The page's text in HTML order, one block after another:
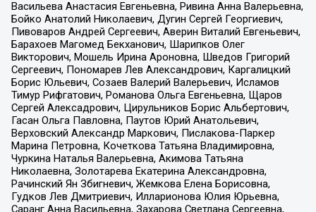
Васильева Анастасия Евгеньевна, Ривина Анна Валерьевна,
Бойко Анатолий Николаевич, Дугин Сергей Георгиевич,
Пивоваров Андрей Сергеевич, Аверин Виталий Евгеньевич,
Барахоев Магомед Бекханович, Шарипков Олег
Викторович, Мошель Ирина Ароновна, Шведов Григорий
Сергеевич, Пономарев Лев Александрович, Каргалицкий
Борис Юльевич, Созаев Валерий Валерьевич, Исламов
Тимур Рифгатович, Романова Ольга Евгеньевна, Щаров
Сергей Алексадрович, Цирульников Борис Альбертович,
Гасан Ольга Павловна, Паутов Юрий Анатольевич,
Верховский Александр Маркович, Пислакова-Паркер
Марина Петровна, Кочеткова Татьяна Владимировна,
Чуркина Наталья Валерьевна, Акимова Татьяна
Николаевна, Золотарева Екатерина Александровна,
Рачинский Ян Збигневич, Жемкова Елена Борисовна,
Гудков Лев Дмитриевич, Илларионова Юлия Юрьевна,
Саранг Анна Васильевна, Захарова Светлана Сергеевна,